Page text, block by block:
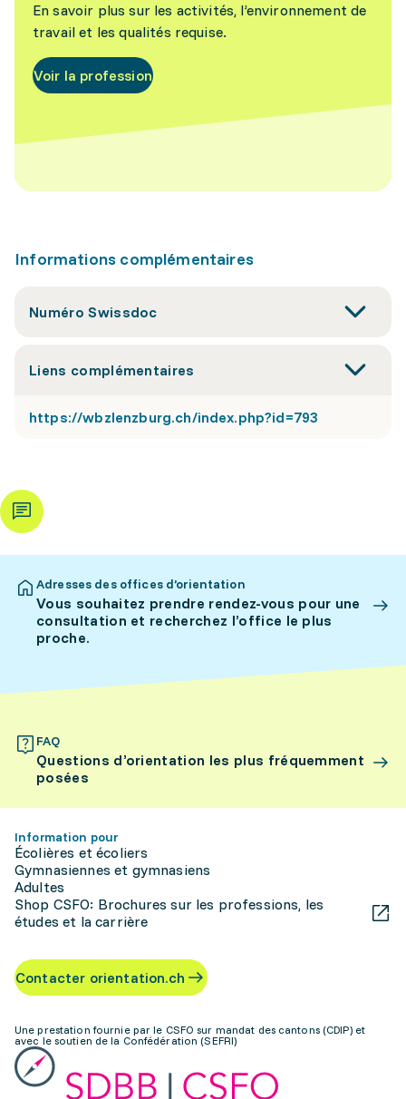
En savoir plus sur les activités, l’environnement de
travail et les qualités requise.
Voir la profession
Informations complémentaires
Numéro Swissdoc
Liens complémentaires
https://wbzlenzburg.ch/index.php?id=793
Adresses des offices d’orientation
Vous souhaitez prendre rendez-vous pour une
consultation et recherchez l’office le plus
proche.
FAQ
Questions d’orientation les plus fréquemment
posées
Information pour
Écolières et écoliers
Gymnasiennes et gymnasiens
Adultes
Shop CSFO: Brochures sur les professions, les
études et la carrière
Contacter orientation.ch
Une prestation fournie par le CSFO sur mandat des cantons (CDIP) et
avec le soutien de la Confédération (SEFRI)